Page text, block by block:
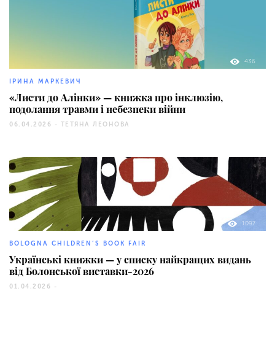
436
ІРИНА МАРКЕВИЧ
«Листи до Алінки» — книжка про інклюзію,
подолання травми і небезпеки війни
06.04.2026 - ТЕТЯНА ЛЕОНОВА
1097
BOLOGNA CHILDREN’S BOOK FAIR
Українські книжки — у списку найкращих видань
від Болонської виставки-2026
01.04.2026 -